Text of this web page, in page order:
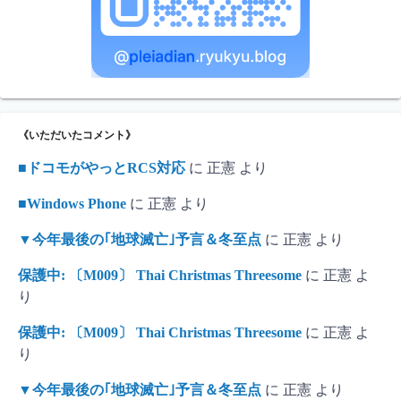
《いただいたコメント》
■ドコモがやっとRCS対応 に 正憲 より
■Windows Phone に 正憲 より
▼今年最後の｢地球滅亡｣予言＆冬至点 に 正憲 より
保護中: 〔M009〕 Thai Christmas Threesome に 正憲 よ
り
保護中: 〔M009〕 Thai Christmas Threesome に 正憲 よ
り
▼今年最後の｢地球滅亡｣予言＆冬至点 に 正憲 より